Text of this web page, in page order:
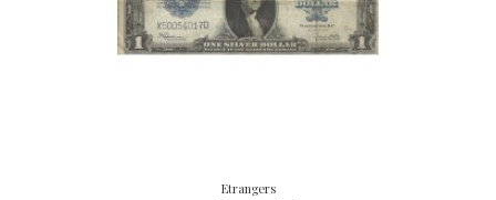
Etrangers